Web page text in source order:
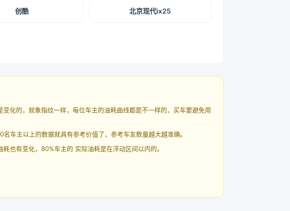
创酷 北京现代ix25
化的，就象指纹一样，每位车主的油耗曲线都是不一样的，买车要避免用
车主以上的数据就具有参考价值了，参考车友数量越大越准确。
也有变化，80%车主的 实际油耗是在浮动区间以内的。